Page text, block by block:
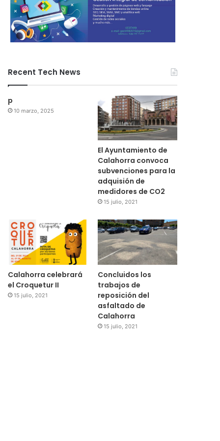
Recent Tech News
p
10 marzo, 2025
El Ayuntamiento de
Calahorra convoca
subvenciones para la
adquisión de
medidores de CO2
15 julio, 2021
Calahorra celebrará
el Croquetur II
15 julio, 2021
Concluidos los
trabajos de
reposición del
asfaltado de
Calahorra
15 julio, 2021